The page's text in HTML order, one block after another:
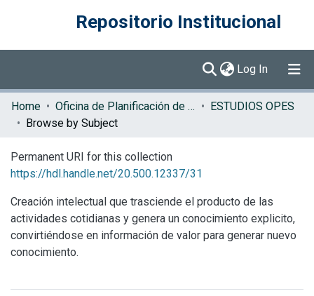
Repositorio Institucional
Log In (current)
Communities & Collections
Browse DSpace
Home Oficina de Planificación de la Educación Superior (OPES)
ESTUDIOS OPES
Browse by Subject
Permanent URI for this collection
https://hdl.handle.net/20.500.12337/31
Creación intelectual que trasciende el producto de las
actividades cotidianas y genera un conocimiento explicito,
convirtiéndose en información de valor para generar nuevo
conocimiento.